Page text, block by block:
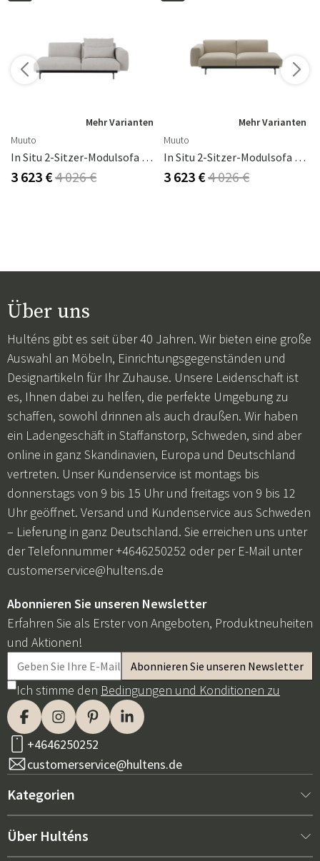
Mehr Varianten
Muuto
In Situ 2-Sitzer-Modulsofa Config 2 - Clay12/Schwarz
3 623 €4 026 €
Mehr Varianten
Muuto
In Situ 2-Sitzer-Modulsofa Config 3 - Ecriture240/Schwarz
3 623 €4 026 €
Über uns
Hulténs gibt es seit über 40 Jahren. Wir bieten eine große
Auswahl an Möbeln, Einrichtungsgegenständen und
Designartikeln für Ihr Zuhause. Unsere Leidenschaft ist
es, Ihnen dabei zu helfen, die perfekte Umgebung zu
schaffen, sowohl drinnen als auch draußen. Wir haben
ein Ladengeschäft in Staffanstorp, Schweden, sind aber
online in ganz Skandinavien, Europa und Deutschland
vertreten. Unser Kundenservice ist montags bis
donnerstags von 9 bis 15 Uhr und freitags von 9 bis 12
Uhr geöffnet. Versand und Kundenservice aus Schweden
– Lieferung in ganz Deutschland. Sie erreichen uns unter
der Telefonnummer +4646250252 oder per E-Mail unter
customerservice@hultens.de
Abonnieren Sie unseren Newsletter
Erfahren Sie als Erster von Angeboten, Produktneuheiten
und Aktionen!
Ich stimme den Bedingungen und Konditionen zu
+4646250252
customerservice@hultens.de
Kategorien
Neu bei uns
Über Hulténs